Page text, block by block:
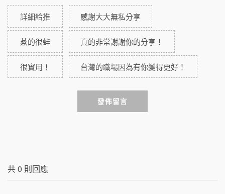
詳細給推 感謝大大無私分享
蒸的很蚌 真的非常謝謝你的分享！
很實用！ 台灣的職場因為有你變得更好！
發佈留言
共0 則回應